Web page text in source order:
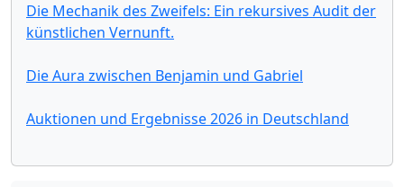
Die Mechanik des Zweifels: Ein rekursives Audit der
künstlichen Vernunft.
Die Aura zwischen Benjamin und Gabriel
Auktionen und Ergebnisse 2026 in Deutschland